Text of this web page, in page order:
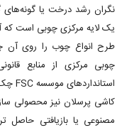
نگران رشد درخت یا گونه‌های
یک لایه مرکزی چوبی است
طرح انواع چوب را روی آن
چوبی مرکزی از منابع
استانداردهای موسسه FSC چک کنید.
کاشی پرسلان نیز محصولی
مصنوعی یا بازیافتی